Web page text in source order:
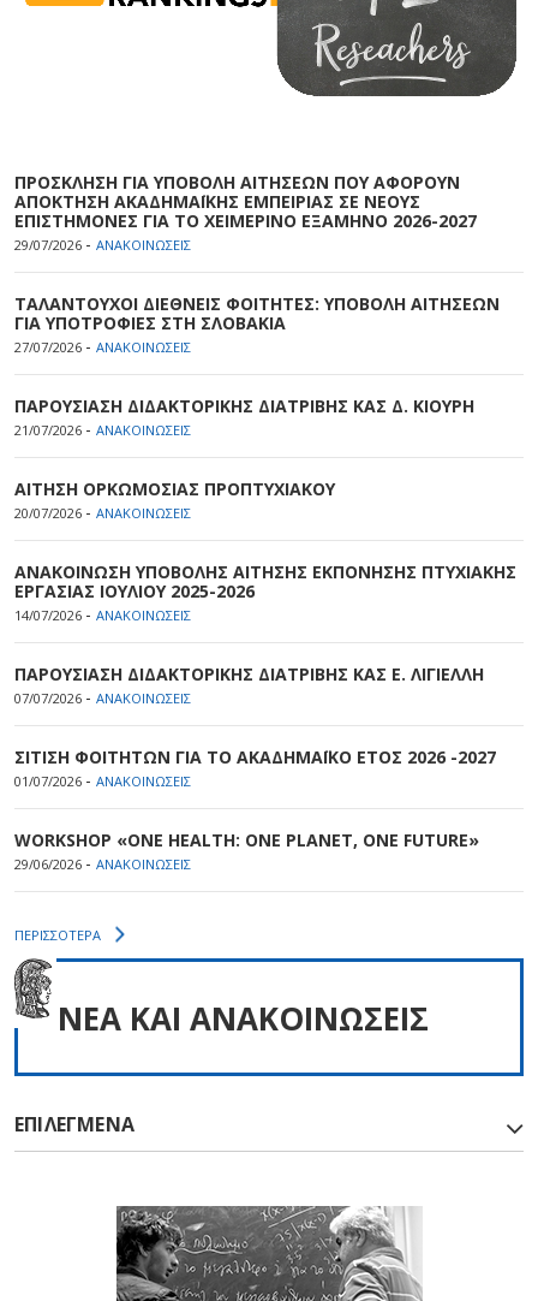
ΠΡΟΣΚΛΗΣΗ ΓΙΑ ΥΠΟΒΟΛΗ ΑΙΤΗΣΕΩΝ ΠΟΥ ΑΦΟΡΟΥΝ
ΑΠΟΚΤΗΣΗ ΑΚΑΔΗΜΑΪΚΗΣ ΕΜΠΕΙΡΙΑΣ ΣΕ ΝΕΟΥΣ
ΕΠΙΣΤΗΜΟΝΕΣ ΓΙΑ ΤΟ ΧΕΙΜΕΡΙΝΟ ΕΞΑΜΗΝΟ 2026-2027
29/07/2026 - ΑΝΑΚΟΙΝΩΣΕΙΣ
ΤΑΛΑΝΤΟΥΧΟΙ ΔΙΕΘΝΕΙΣ ΦΟΙΤΗΤΕΣ: ΥΠΟΒΟΛΗ ΑΙΤΗΣΕΩΝ
ΓΙΑ ΥΠΟΤΡΟΦΙΕΣ ΣΤΗ ΣΛΟΒΑΚΙΑ
27/07/2026 - ΑΝΑΚΟΙΝΩΣΕΙΣ
ΠΑΡΟΥΣΙΑΣΗ ΔΙΔΑΚΤΟΡΙΚΗΣ ΔΙΑΤΡΙΒΗΣ ΚΑΣ Δ. ΚΙΟΥΡΗ
21/07/2026 - ΑΝΑΚΟΙΝΩΣΕΙΣ
ΑΙΤΗΣΗ ΟΡΚΩΜΟΣΙΑΣ ΠΡΟΠΤΥΧΙΑΚΟΥ
20/07/2026 - ΑΝΑΚΟΙΝΩΣΕΙΣ
ΑΝΑΚΟΙΝΩΣΗ ΥΠΟΒΟΛΗΣ ΑΙΤΗΣΗΣ ΕΚΠΟΝΗΣΗΣ ΠΤΥΧΙΑΚΗΣ
ΕΡΓΑΣΙΑΣ ΙΟΥΛΙΟΥ 2025-2026
14/07/2026 - ΑΝΑΚΟΙΝΩΣΕΙΣ
ΠΑΡΟΥΣΙΑΣΗ ΔΙΔΑΚΤΟΡΙΚΗΣ ΔΙΑΤΡΙΒΗΣ ΚΑΣ Ε. ΛΙΓΙΕΛΛΗ
07/07/2026 - ΑΝΑΚΟΙΝΩΣΕΙΣ
ΣΙΤΙΣΗ ΦΟΙΤΗΤΩΝ ΓΙΑ ΤΟ ΑΚΑΔΗΜΑΪΚΟ ΕΤΟΣ 2026 -2027
01/07/2026 - ΑΝΑΚΟΙΝΩΣΕΙΣ
WORKSHOP «ONE HEALTH: ONE PLANET, ONE FUTURE»
29/06/2026 - ΑΝΑΚΟΙΝΩΣΕΙΣ
ΠΕΡΙΣΣΟΤΕΡΑ
NEA ΚΑΙ ΑΝΑΚΟΙΝΩΣΕΙΣ
ΕΠΙΛΕΓΜΕΝΑ